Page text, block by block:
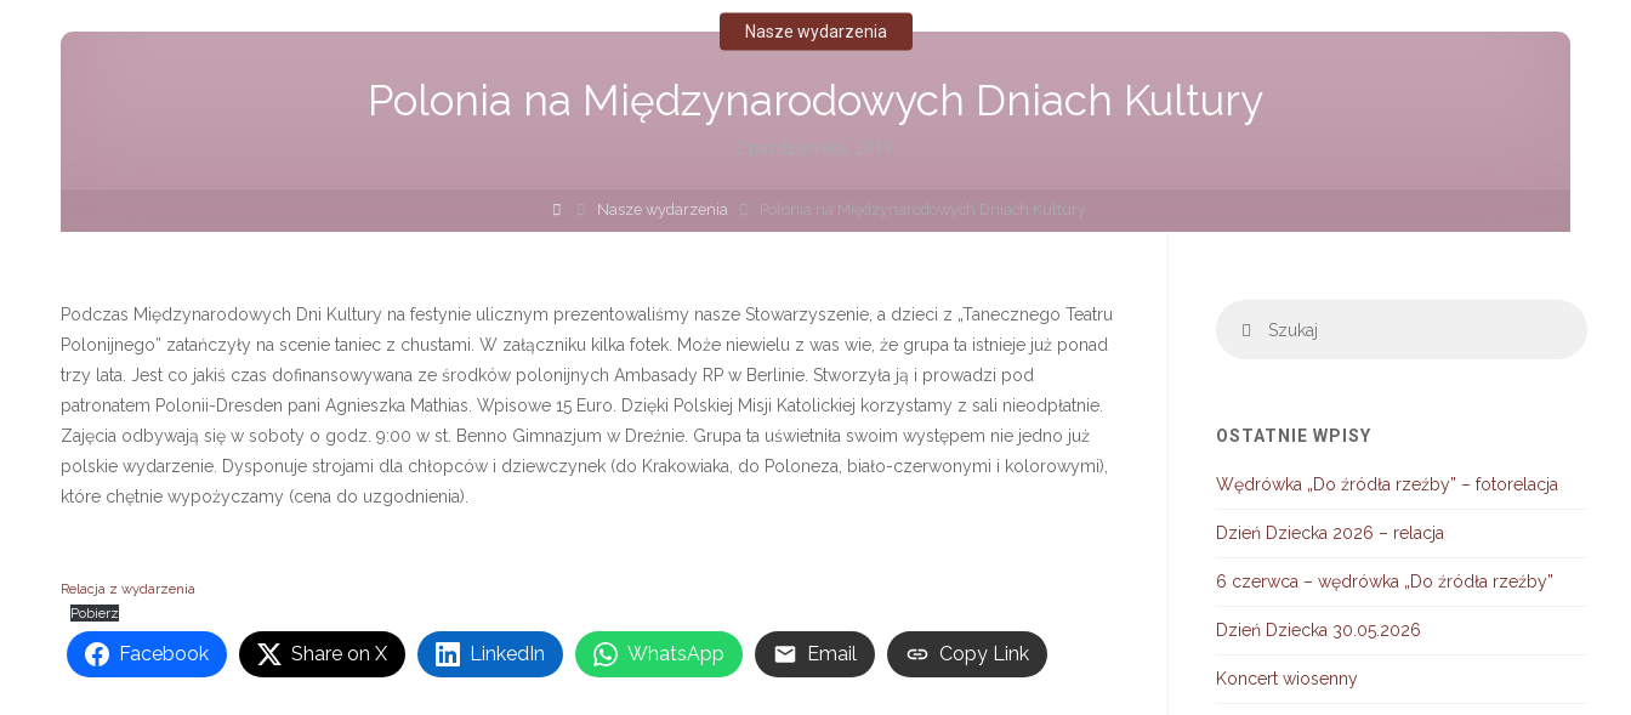
Polonia na Międzynarodowych Dniach Kultury
Nasze wydarzenia
Strona
główna
Nasze wydarzenia Polonia na Międzynarodowych Dniach Kultury
Podczas Międzynarodowych Dni Kultury na festynie ulicznym prezentowaliśmy nasze Stowarzyszenie, a dzieci z „Tanecznego Teatru
Polonijnego” zatańczyły na scenie taniec z chustami. W załączniku kilka fotek. Może niewielu z was wie, że grupa ta istnieje już ponad
trzy lata. Jest co jakiś czas dofinansowywana ze środków polonijnych Ambasady RP w Berlinie. Stworzyła ją i prowadzi pod
patronatem Polonii-Dresden pani Agnieszka Mathias. Wpisowe 15 Euro. Dzięki Polskiej Misji Katolickiej korzystamy z sali nieodpłatnie.
Zajęcia odbywają się w soboty o godz. 9:00 w st. Benno Gimnazjum w Dreźnie. Grupa ta uświetniła swoim występem nie jedno już
polskie wydarzenie. Dysponuje strojami dla chłopców i dziewczynek (do Krakowiaka, do Poloneza, biało-czerwonymi i kolorowymi),
które chętnie wypożyczamy (cena do uzgodnienia).
Relacja z wydarzenia
Pobierz
Facebook Share on X LinkedIn WhatsApp Email Copy Link
Szukaj
OSTATNIE WPISY
Wędrówka „Do źródła rzeźby” – fotorelacja
Dzień Dziecka 2026 – relacja
6 czerwca – wędrówka „Do źródła rzeźby”
Dzień Dziecka 30.05.2026
Koncert wiosenny